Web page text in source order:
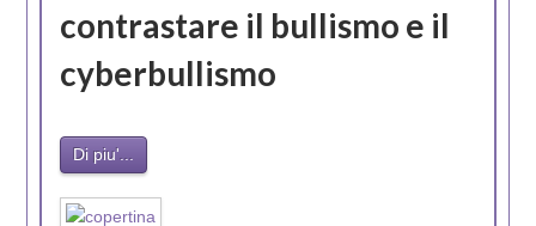
contrastare il bullismo e il
cyberbullismo
Di piu'...